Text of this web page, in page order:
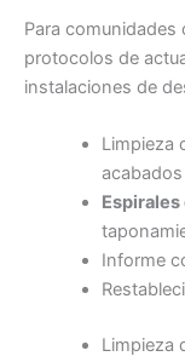
Para comunidades
protocolos de
instalaciones de
Limpieza
acabados
Informe
Limpieza